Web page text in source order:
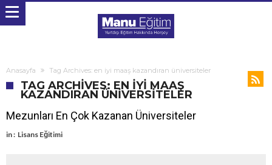
Anasayfa Tag Archives: en iyi maaş kazandıran üniversiteler
TAG ARCHIVES: EN IYI MAAŞ
KAZANDIRAN ÜNIVERSITELER
Mezunları En Çok Kazanan Üniversiteler
in : Lisans Eğitimi